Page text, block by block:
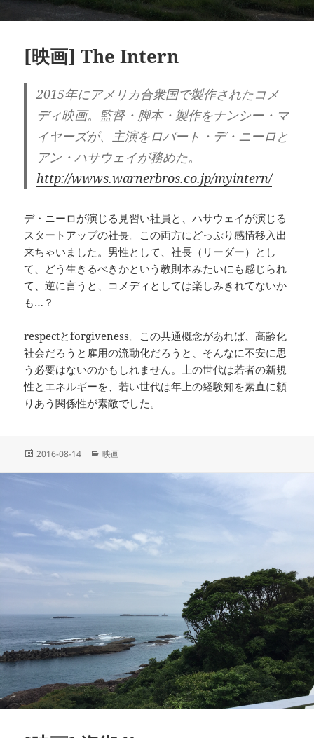
[映画] The Intern
2015年にアメリカ合衆国で製作されたコメ
ディ映画。監督・脚本・製作をナンシー・マ
イヤーズが、主演をロバート・デ・ニーロと
アン・ハサウェイが務めた。
http://wwws.warnerbros.co.jp/myintern/
デ・ニーロが演じる見習い社員と、ハサウェイが演じる
スタートアップの社長。この両方にどっぷり感情移入出
来ちゃいました。男性として、社長（リーダー）とし
て、どう生きるべきかという教則本みたいにも感じられ
て、逆に言うと、コメディとしては楽しみきれてないか
も…？
respectとforgiveness。この共通概念があれば、高齢化
社会だろうと雇用の流動化だろうと、そんなに不安に思
う必要はないのかもしれません。上の世代は若者の新規
性とエネルギーを、若い世代は年上の経験知を素直に頼
りあう関係性が素敵でした。
投
2016-08-14
カ
映画